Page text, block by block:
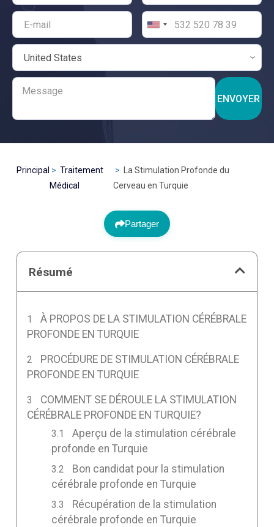
ENVOYER
Principal
Traitement
Médical
La Stimulation Profonde du
Cerveau en Turquie
Partager
Résumé
À PROPOS DE LA STIMULATION CÉRÉBRALE
PROFONDE EN TURQUIE
PROCÉDURE DE STIMULATION CÉRÉBRALE
PROFONDE EN TURQUIE
COMMENT SE DÉROULE LA STIMULATION
CÉRÉBRALE PROFONDE EN TURQUIE?
Aperçu de la stimulation cérébrale
profonde en Turquie
Bon candidat pour la stimulation
cérébrale profonde en Turquie
Récupération de la stimulation
cérébrale profonde en Turquie